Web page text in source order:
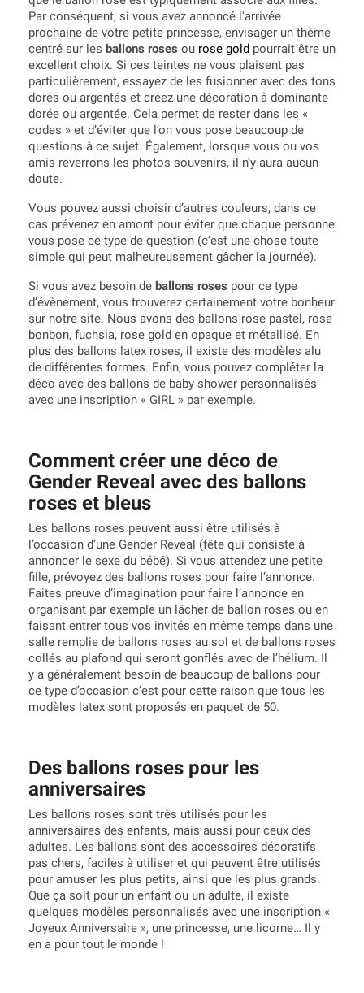
Par conséquent, si vous avez annoncé l'arrivée
prochaine de votre petite princesse, envisager un thème
centré sur les ballons roses ou rose gold pourrait être un
excellent choix. Si ces teintes ne vous plaisent pas
particulièrement, essayez de les fusionner avec des tons
dorés ou argentés et créez une décoration à dominante
dorée ou argentée. Cela permet de rester dans les «
codes » et d’éviter que l’on vous pose beaucoup de
questions à ce sujet. Également, lorsque vous ou vos
amis reverrons les photos souvenirs, il n’y aura aucun
doute.
Vous pouvez aussi choisir d’autres couleurs, dans ce
cas prévenez en amont pour éviter que chaque personne
vous pose ce type de question (c’est une chose toute
simple qui peut malheureusement gâcher la journée).
Si vous avez besoin de ballons roses pour ce type
d’évènement, vous trouverez certainement votre bonheur
sur notre site. Nous avons des ballons rose pastel, rose
bonbon, fuchsia, rose gold en opaque et métallisé. En
plus des ballons latex roses, il existe des modèles alu
de différentes formes. Enfin, vous pouvez compléter la
déco avec des ballons de baby shower personnalisés
avec une inscription « GIRL » par exemple.
Comment créer une déco de
Gender Reveal avec des ballons
roses et bleus
Les ballons roses peuvent aussi être utilisés à
l’occasion d’une Gender Reveal (fête qui consiste à
annoncer le sexe du bébé). Si vous attendez une petite
fille, prévoyez des ballons roses pour faire l’annonce.
Faites preuve d’imagination pour faire l’annonce en
organisant par exemple un lâcher de ballon roses ou en
faisant entrer tous vos invités en même temps dans une
salle remplie de ballons roses au sol et de ballons roses
collés au plafond qui seront gonflés avec de l’hélium. Il
y a généralement besoin de beaucoup de ballons pour
ce type d’occasion c’est pour cette raison que tous les
modèles latex sont proposés en paquet de 50.
Des ballons roses pour les
anniversaires
Les ballons roses sont très utilisés pour les
anniversaires des enfants, mais aussi pour ceux des
adultes. Les ballons sont des accessoires décoratifs
pas chers, faciles à utiliser et qui peuvent être utilisés
pour amuser les plus petits, ainsi que les plus grands.
Que ça soit pour un enfant ou un adulte, il existe
quelques modèles personnalisés avec une inscription «
Joyeux Anniversaire », une princesse, une licorne… Il y
en a pour tout le monde !